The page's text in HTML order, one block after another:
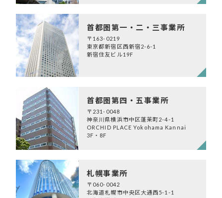
首都圏第一・二・三事業所
〒163-0219
東京都新宿区西新宿2-6-1
新宿住友ビル19F
首都圏第四・五事業所
〒231-0048
神奈川県横浜市中区蓬莱町2-4-1
ORCHID PLACE Yokohama Kannai
3F・8F
札幌事業所
〒060-0042
北海道札幌市中央区大通西5-1-1